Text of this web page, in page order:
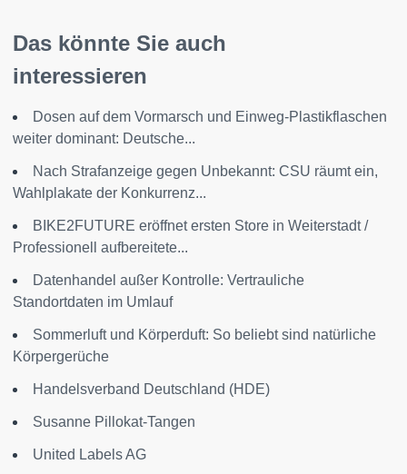
Das könnte Sie auch
interessieren
Dosen auf dem Vormarsch und Einweg-Plastikflaschen
weiter dominant: Deutsche...
Nach Strafanzeige gegen Unbekannt: CSU räumt ein,
Wahlplakate der Konkurrenz...
BIKE2FUTURE eröffnet ersten Store in Weiterstadt /
Professionell aufbereitete...
Datenhandel außer Kontrolle: Vertrauliche
Standortdaten im Umlauf
Sommerluft und Körperduft: So beliebt sind natürliche
Körpergerüche
Handelsverband Deutschland (HDE)
Susanne Pillokat-Tangen
United Labels AG